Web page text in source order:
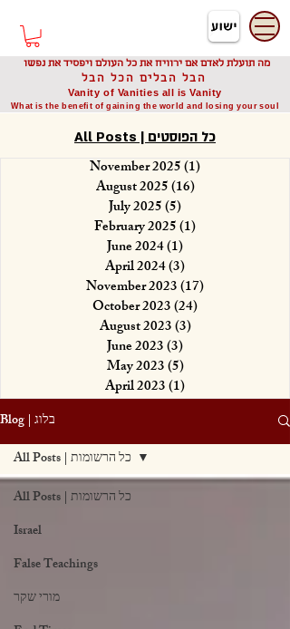
מה תועלת לאדם אם ירוויח את כל העולם ויפסיד את נפשו
הבל הבלים הכל הבל
Vanity of Vanities all is Vanity
What is the benefit of gaining the world and losing your soul
All Posts | כל הפוסטים
November 2025(1)
August 2025(16)16 posts
July 2025(5)
February 2025(1)
June 2024(1)
April 2024(3)
November 2023(17)
October 2023(24)
August 2023(3)3 posts
June 2023(3)
May 2023(5)5 posts
April 2023(1)
Blog | בלוג
All Posts | כל הרשומות
Israel
False Teachings
מורי שקר
All Posts | כל הרשומות